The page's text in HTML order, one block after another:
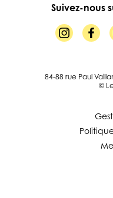
Suivez-nous
84-88 rue Paul
©